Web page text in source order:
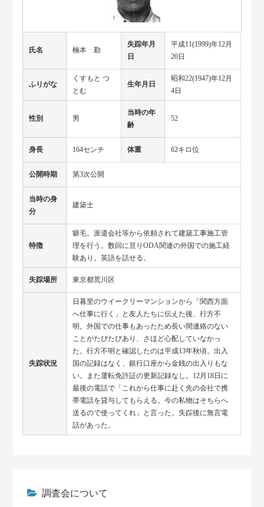
氏名 楠本 勤
失踪年月
日
平成11(1999)年12月
20日
ふりがな
くすもと つ
とむ
生年月日
昭和22(1947)年12月
4日
性別 男
当時の年
齢
52
身長 164センチ 体重 62キロ位
公開時期 第3次公開
当時の身
分
建築士
特徴
癖毛。派遣会社等から依頼されて建築工事施工管
理を行う。数回に亘りODA関連の外国での施工経
験あり。英語を話せる。
失踪場所 東京都荒川区
失踪状況
日暮里のウイークリーマンションから「関西方面
へ仕事に行く」と友人たちに伝えた後、行方不
明。外国での仕事もあったため長い間連絡のない
ことがたびたびあり、さほど心配していなかっ
た。行方不明と確認したのは平成13年秋頃。出入
国の記録はなく、銀行口座から金銭の出入りもな
い。また運転免許証の更新記録なし。12月18日に
最後の電話で「これから仕事に赴く先の会社で携
帯電話を貸与してもらえる。今の私物はそちらへ
送るので使ってくれ」と言った。失踪後に無言電
話があった。
調査会について